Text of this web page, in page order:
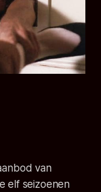
van
elf seizoenen